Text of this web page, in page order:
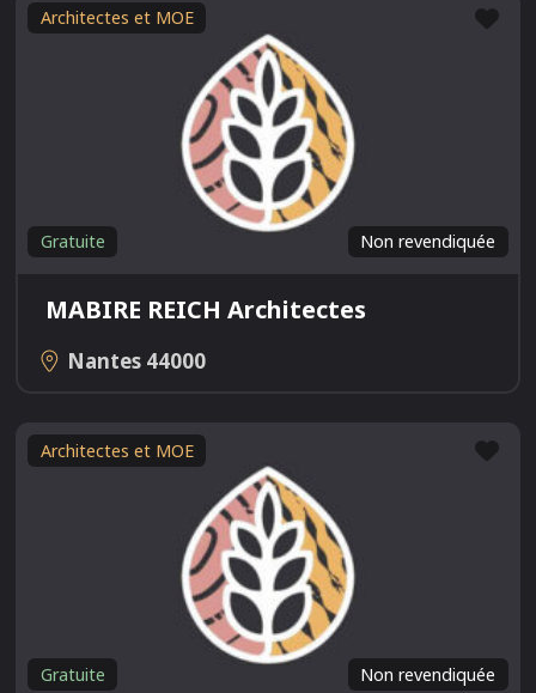
Architectes et MOE
Non revendiquée
Gratuite
MABIRE REICH Architectes
Nantes 44000
Architectes et MOE
Non revendiquée
Gratuite